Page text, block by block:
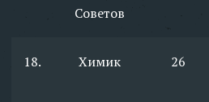
Советов
18. Химик 26